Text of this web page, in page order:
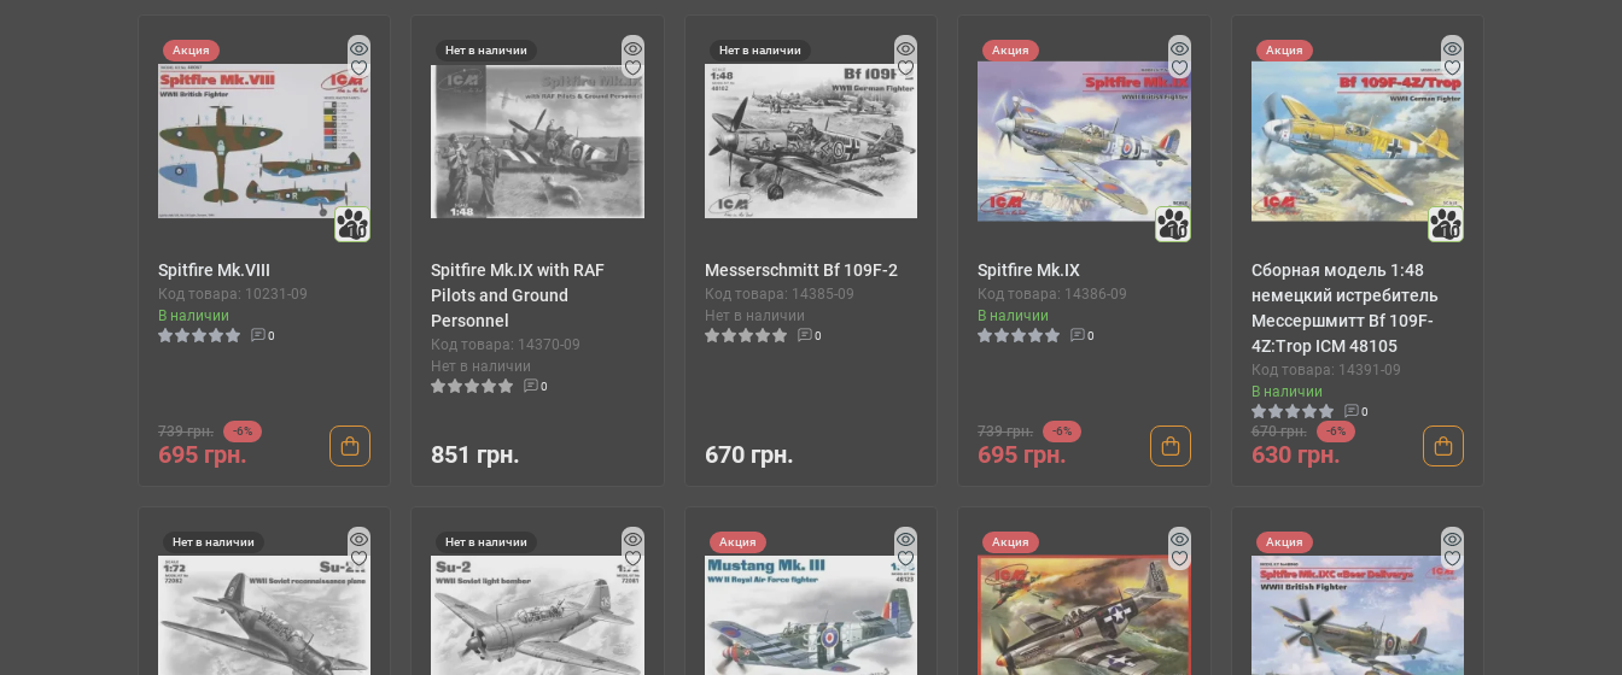
Акция
10
Spitfire Mk.VIII
Код товара: 10231-09
В наличии
0
739 грн. -6%
695 грн.
Нет в наличии
Spitfire Mk.IX with RAF
Pilots and Ground
Personnel
Код товара: 14370-09
Нет в наличии
0
851 грн.
Нет в наличии
Messerschmitt Bf 109F-2
Код товара: 14385-09
Нет в наличии
0
670 грн.
Акция
10
Spitfire Mk.IX
Код товара: 14386-09
В наличии
0
739 грн. -6%
695 грн.
Акция
10
Сборная модель 1:48
немецкий истребитель
Мессершмитт Bf 109F-
4Z:Trop ICM 48105
Код товара: 14391-09
В наличии
0
670 грн. -6%
630 грн.
Нет в наличии Нет в наличии Акция Акция Акция